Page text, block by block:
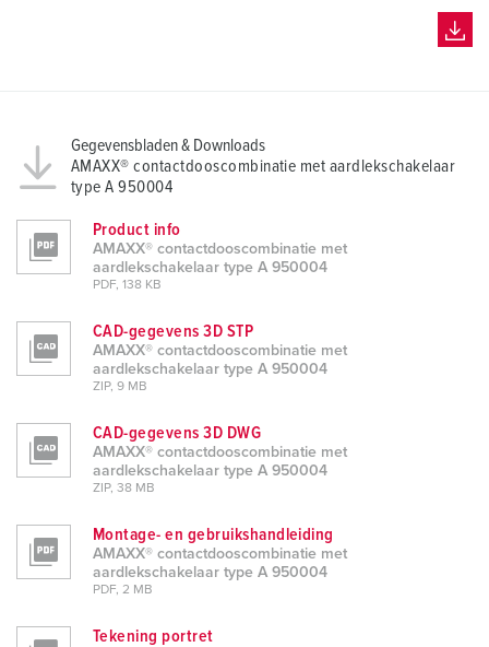
Gegevensbladen & Downloads
AMAXX® contactdooscombinatie met aardlekschakelaar
type A 950004
Product info
AMAXX® contactdooscombinatie met
aardlekschakelaar type A 950004
PDF, 138 KB
CAD-gegevens 3D STP
AMAXX® contactdooscombinatie met
aardlekschakelaar type A 950004
ZIP, 9 MB
CAD-gegevens 3D DWG
AMAXX® contactdooscombinatie met
aardlekschakelaar type A 950004
ZIP, 38 MB
Montage- en gebruikshandleiding
AMAXX® contactdooscombinatie met
aardlekschakelaar type A 950004
PDF, 2 MB
Tekening portret